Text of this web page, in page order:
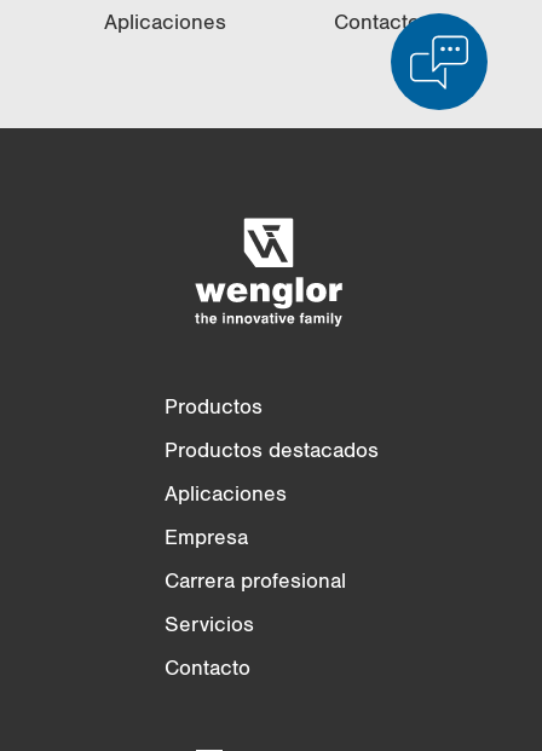
Apli­ca­cio­nes Con­tac­to
Ocultar
Productos
Productos destacados
Aplicaciones
Empresa
Carrera profesional
Servicios
Contacto